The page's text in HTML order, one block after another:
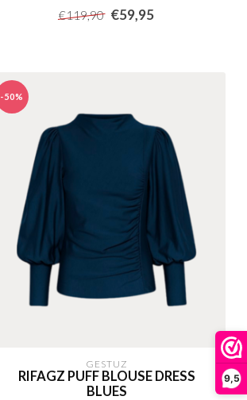
9,5
€119,90 €59,95
-50%
GESTUZ
RIFAGZ PUFF BLOUSE DRESS
BLUES